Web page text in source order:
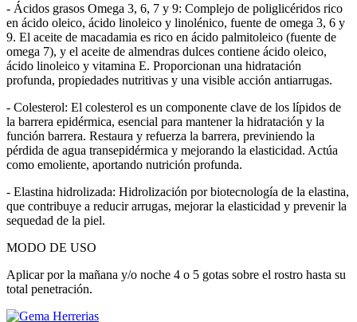
- Ácidos grasos Omega 3, 6, 7 y 9: Complejo de poliglicéridos rico
en ácido oleico, ácido linoleico y linolénico, fuente de omega 3, 6 y
9. El aceite de macadamia es rico en ácido palmitoleico (fuente de
omega 7), y el aceite de almendras dulces contiene ácido oleico,
ácido linoleico y vitamina E. Proporcionan una hidratación
profunda, propiedades nutritivas y una visible acción antiarrugas.
- Colesterol: El colesterol es un componente clave de los lípidos de
la barrera epidérmica, esencial para mantener la hidratación y la
función barrera. Restaura y refuerza la barrera, previniendo la
pérdida de agua transepidérmica y mejorando la elasticidad. Actúa
como emoliente, aportando nutrición profunda.
- Elastina hidrolizada: Hidrolización por biotecnología de la elastina,
que contribuye a reducir arrugas, mejorar la elasticidad y prevenir la
sequedad de la piel.
MODO DE USO
Aplicar por la mañana y/o noche 4 o 5 gotas sobre el rostro hasta su
total penetración.